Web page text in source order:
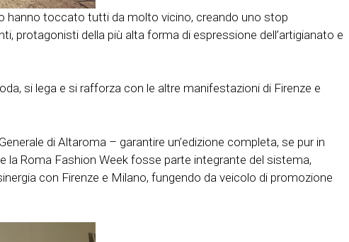
hanno toccato tutti da molto vicino, creando uno stop
protagonisti della più alta forma di espressione dell’artigianato e
si lega e si rafforza con le altre manifestazioni di Firenze e
di Altaroma – garantire un’edizione completa, se pur in
la Roma Fashion Week fosse parte integrante del sistema,
con Firenze e Milano, fungendo da veicolo di promozione